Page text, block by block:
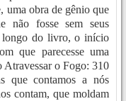
uma obra de gênio que
não fosse sem seus
longo do livro, o início
que parecesse uma
Atravessar o Fogo: 310
que contamos a nós
contam, que moldam